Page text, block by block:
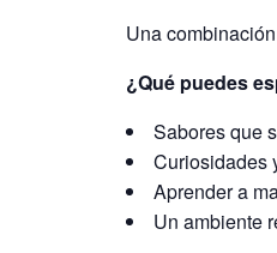
Una
¿Qué puedes
Sabores que
Curiosidades
Aprender a
Un ambiente